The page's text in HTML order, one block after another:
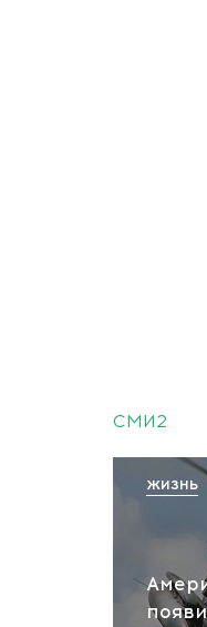
СМИ2
ЖИЗНЬ